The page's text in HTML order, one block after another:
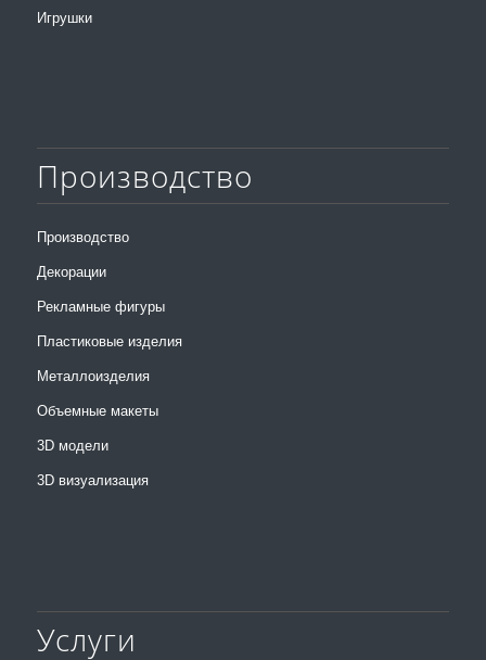
Игрушки
Производство
Производство
Декорации
Рекламные фигуры
Пластиковые изделия
Металлоизделия
Объемные макеты
3D модели
3D визуализация
Услуги